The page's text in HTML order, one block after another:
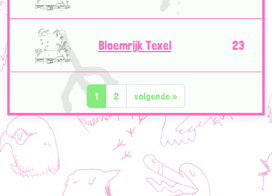
Bloemrijk Texel 23
1 2 volgende»